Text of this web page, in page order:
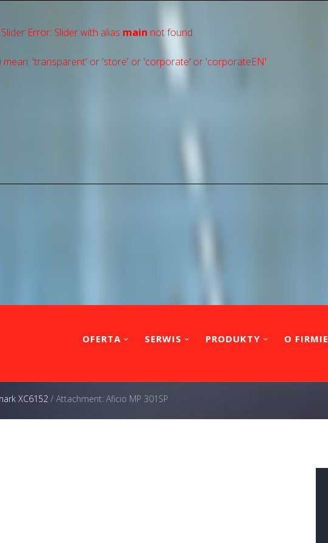
Error: Slider with alias main not found.
mean: 'transparent' or 'store' or 'сorporate' or 'corporateEN'
OFERTA SERWIS PRODUKTY O FIRMIE
XC6152 / Attachment: Aficio MP 301SP